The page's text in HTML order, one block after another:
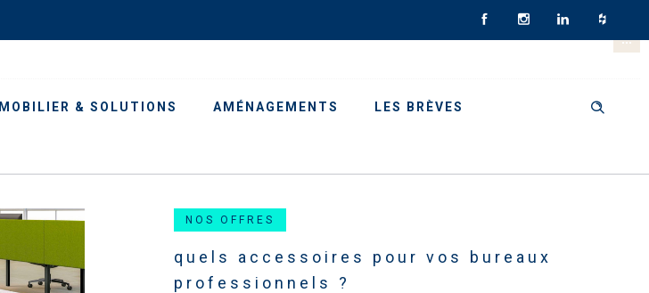
MOBILIER & SOLUTIONS AMÉNAGEMENTS LES BRÈVES
NOS OFFRES
quels accessoires pour vos bureaux
professionnels ?